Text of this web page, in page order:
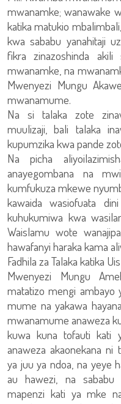
mwanamke; wanawake
katika matukio
kwa sababu yanahitaji
fikra zinazoshinda
mwanamke, na
Mwenyezi Mungu
mwanamume.
Na si talaka zote
muulizaji, bali talaka
kupumzika kwa pande
Na picha
anayegombana na
kumfukuza mkewe
kawaida wasiofuata
kuhukumiwa kwa
Waislamu wote
hawafanyi haraka kama
Fadhila za Talaka katika
Mwenyezi Mungu
matatizo mengi ambayo
mume na yakawa
mwanamume anaweza
kuwa kuna tofauti kati
anaweza akaonekana ni
ya juu ya ndoa, na yeye
au hawezi, na sababu
mapenzi kati ya mke